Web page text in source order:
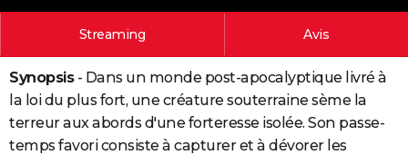
GUIDES D'ACHAT
BONS PLANS
CARTE DE VOEUX
Streaming Avis
Synopsis- Dans un monde post-apocalyptique livré à
la loi du plus fort, une créature souterraine sème la
terreur aux abords d'une forteresse isolée. Son passe-
temps favori consiste à capturer et à dévorer les